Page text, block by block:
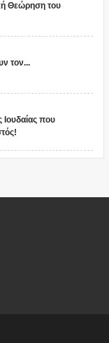
Θεώρηση του
τον...
Ιουδαίας που